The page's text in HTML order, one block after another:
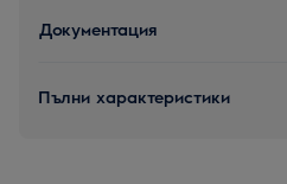
Документация
Пълни характеристики